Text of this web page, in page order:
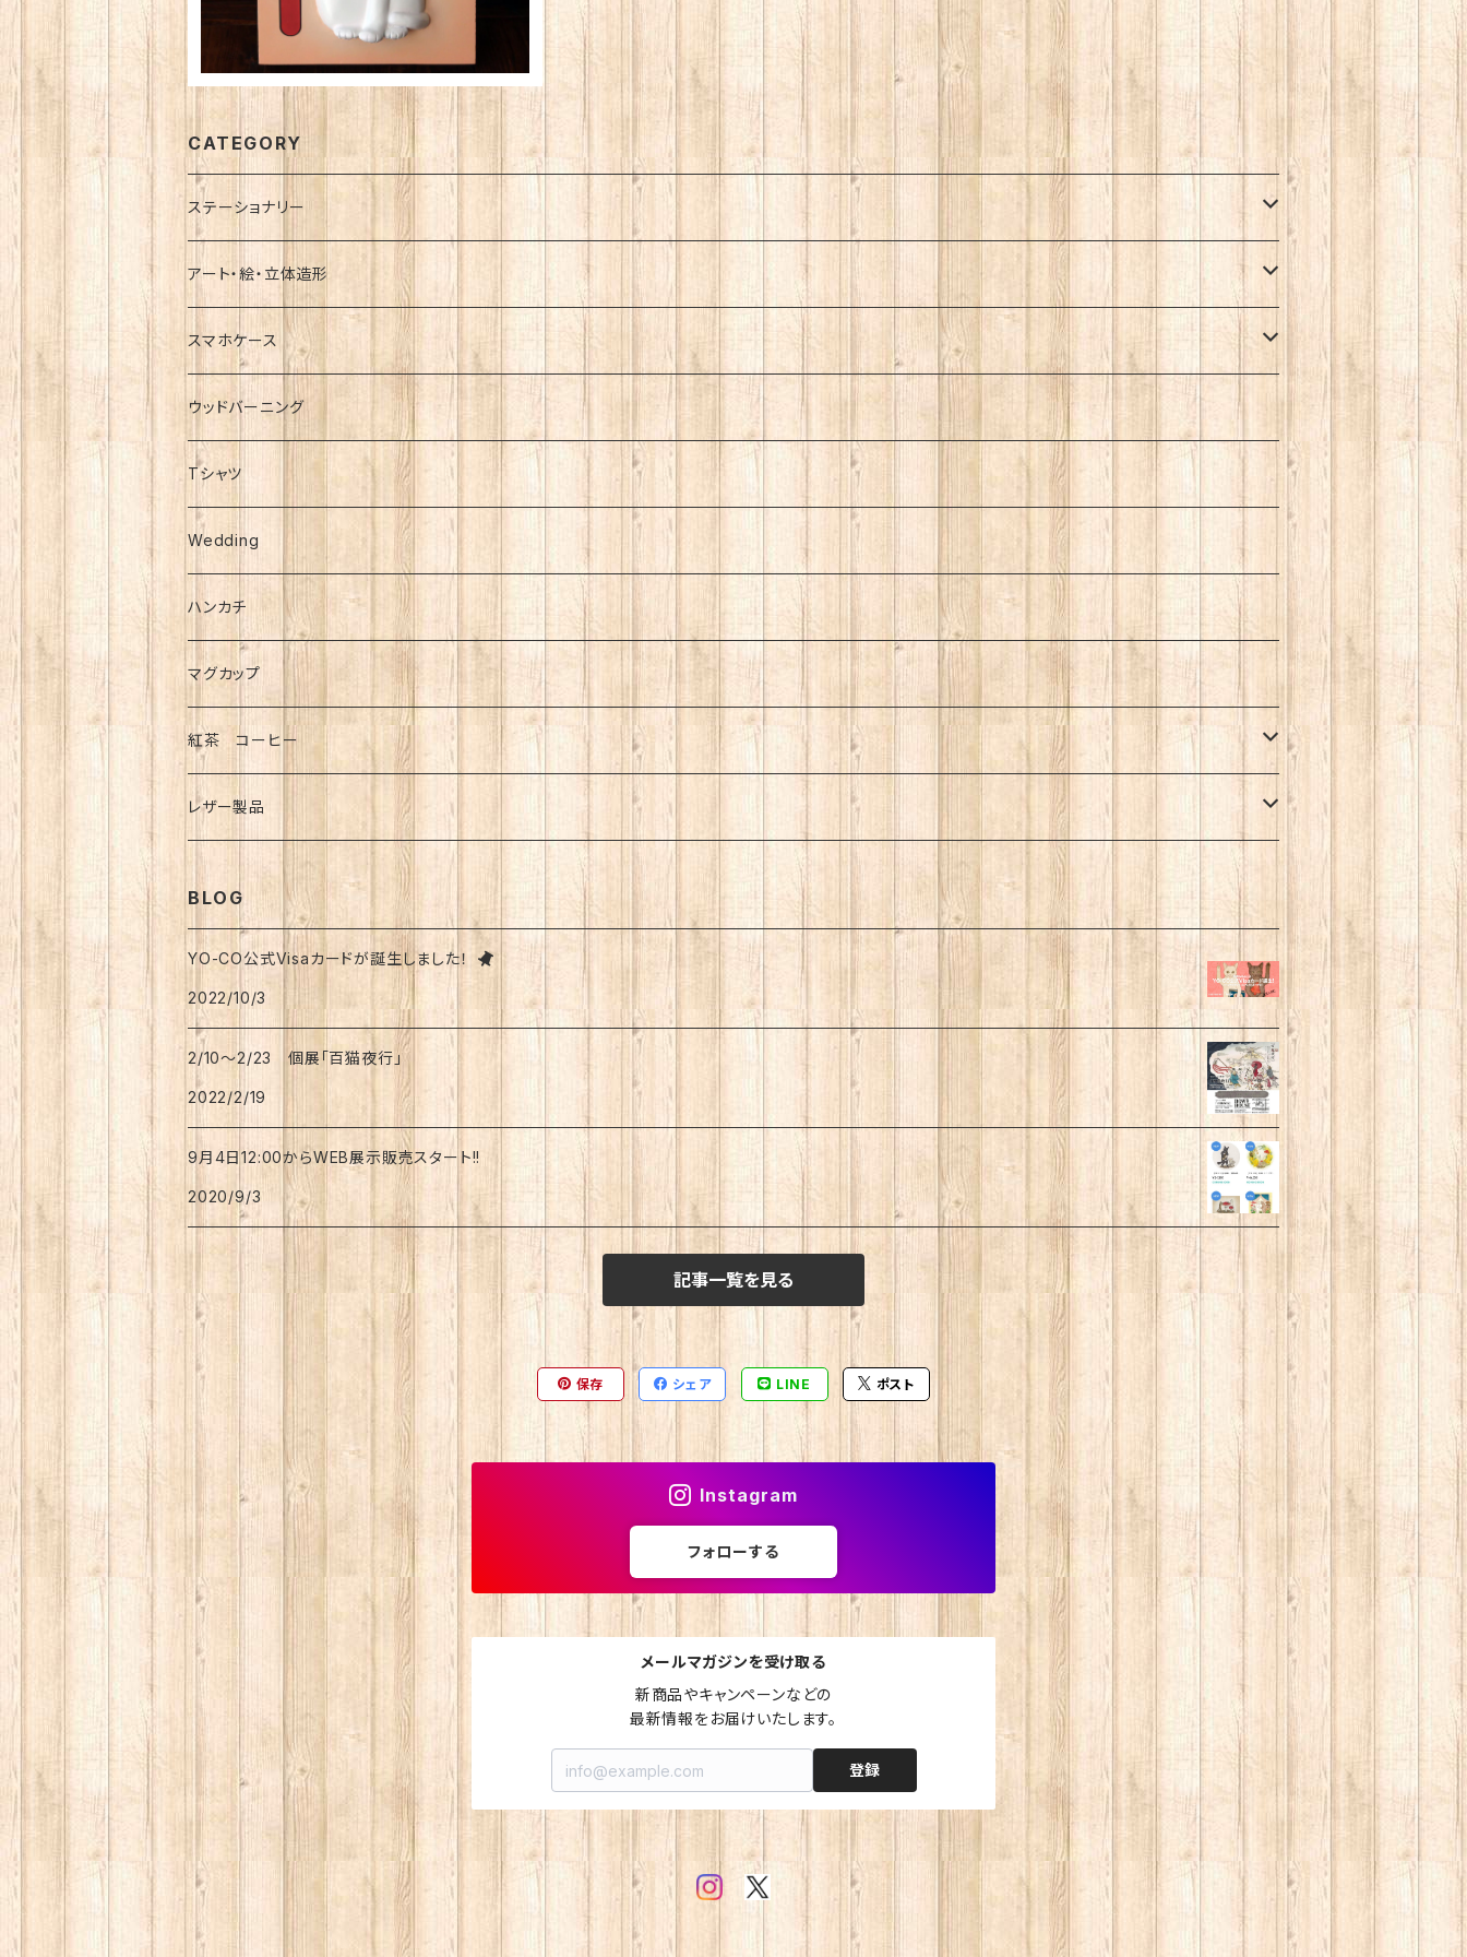
CATEGORY
ステーショナリー
レターセット
ポストカード
ラッピング袋・ポチ袋
メッセージカード
シール
メモ・ふせん
カレンダー
アート・絵・立体造形
小箱
ブローチ
招き猫
複製画
B4サイズ(大)
B5サイズ(小)
ミニ額入り複製画
スマホケース
ハードケース
手帳型ケース
ウッドバーニング
Tシャツ
Wedding
ハンカチ
マグカップ
紅茶 コーヒー
紅茶
レザー製品
キーホルダー
BLOG
YO-CO公式Visaカードが誕生しました！
2022/10/3
2/10～2/23 個展「百猫夜行」
2022/2/19
9月4日12:00からWEB展示販売スタート!!
2020/9/3
記事一覧を見る
保存 シェア LINE ポスト
Instagram
フォローする
メールマガジンを受け取る
新商品やキャンペーンなどの
最新情報をお届けいたします。
登録